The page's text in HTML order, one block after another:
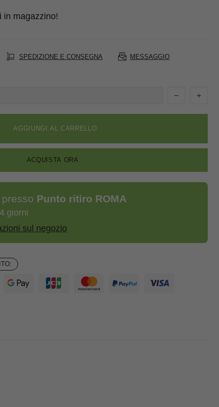
magazzino!
SPEDIZIONE E CONSEGNA MESSAGGIO
AGGIUNGI AL CARRELLO
ACQUISTA ORA
Punto ritiro ROMA
giorni
sul negozio